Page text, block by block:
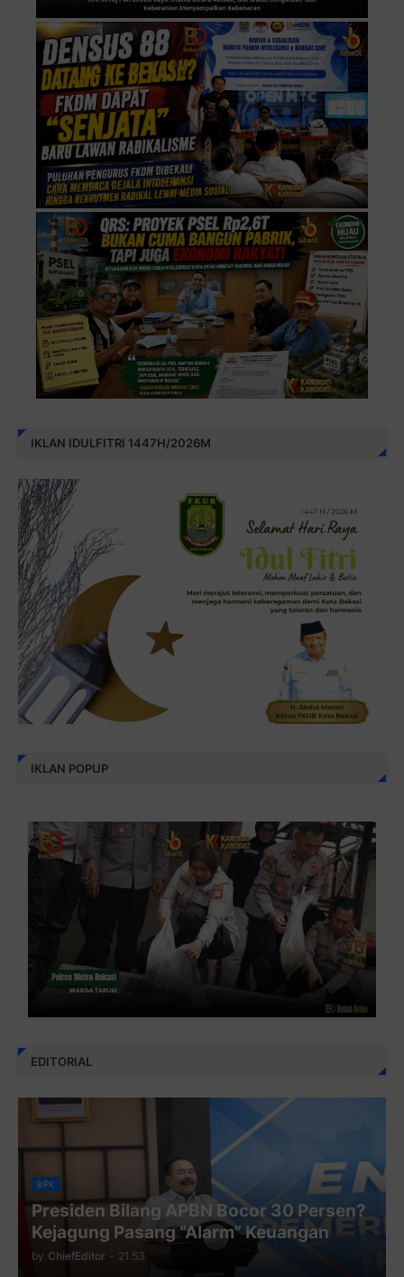
IKLAN IDULFITRI 1447H/2026M
IKLAN POPUP
EDITORIAL
BPK
Presiden Bilang APBN Bocor 30 Persen?
Kejagung Pasang “Alarm” Keuangan
by ChiefEditor - 21.53